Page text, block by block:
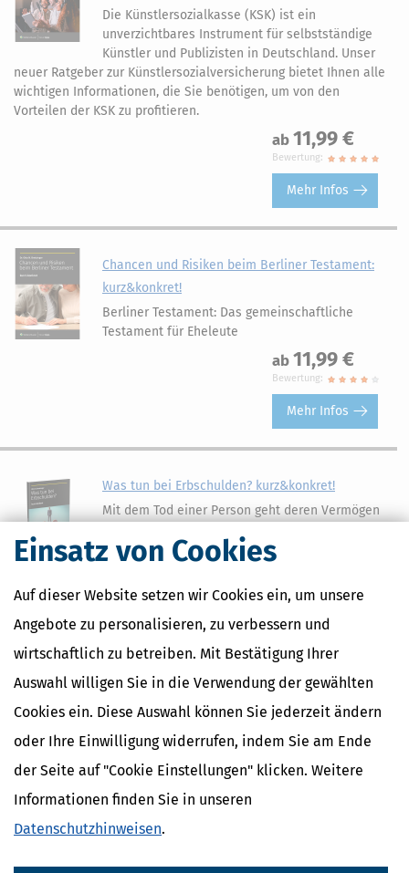
Einsatz von Cookies
Auf dieser Website setzen wir Cookies ein, um unsere
Angebote zu personalisieren, zu verbessern und
wirtschaftlich zu betreiben. Mit Bestätigung Ihrer
Auswahl willigen Sie in die Verwendung der gewählten
Cookies ein. Diese Auswahl können Sie jederzeit ändern
oder Ihre Einwilligung widerrufen, indem Sie am Ende
der Seite auf "Cookie Einstellungen" klicken. Weitere
Informationen finden Sie in unseren
Datenschutzhinweisen.
Die Künstlersozialkasse (KSK) ist ein
unverzichtbares Instrument für selbstständige
Künstler und Publizisten in Deutschland. Unser
neuer Ratgeber zur Künstlersozialversicherung bietet Ihnen alle
wichtigen Informationen, die Sie benötigen, um von den
Vorteilen der KSK zu profitieren.
ab 11,99 €
Bewertung:
Mehr Infos
Chancen und Risiken beim Berliner Testament:
kurz&konkret!
Berliner Testament: Das gemeinschaftliche
Testament für Eheleute
ab 11,99 €
Bewertung:
Mehr Infos
Was tun bei Erbschulden? kurz&konkret!
Mit dem Tod einer Person geht deren Vermögen
bezeichnet man als Gesamtrechtsnachfolge. Der
Erblassers. Alle vererblichen Rechte und Pflichten gehen
unmittelbar mit dem Erbfall, also mit dem Tod einer Person, auf
deren Erben über.
ab11,99 €
Mehr Infos
kurz&konkret! MPU - was nun?
Der Entzug der Fahrerlaubnis durch das Gericht
oder die Fahrerlaubnisbehörde ist oft mit vielen